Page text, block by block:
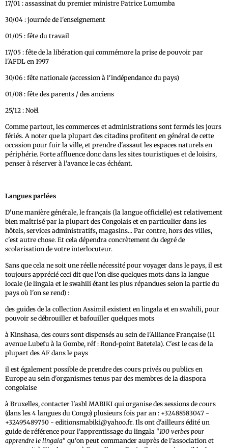
17/01 : assassinat du premier ministre Patrice Lumumba
30/04 : journée de l'enseignement
01/05 : fête du travail
17/05 : fête de la libération qui commémore la prise de pouvoir par
l'AFDL en 1997
30/06 : fête nationale (accession à l'indépendance du pays)
01/08 : fête des parents / des anciens
25/12 : Noël
Comme partout, les commerces et administrations sont fermés les jours
fériés. A noter que la plupart des citadins profitent en général de cette
occasion pour fuir la ville, et prendre d'assaut les espaces naturels en
périphérie. Forte affluence donc dans les sites touristiques et de loisirs,
penser à réserver à l'avance le cas échéant.
Langues parlées
D'une manière générale, le français (la langue officielle) est relativement
bien maîtrisé par la plupart des Congolais et en particulier dans les
hôtels, services administratifs, magasins... Par contre, hors des villes,
c'est autre chose. Et cela dépendra concrètement du degré de
scolarisation de votre interlocuteur.
Sans que cela ne soit une réelle nécessité pour voyager dans le pays, il est
toujours apprécié ceci dit que l'on dise quelques mots dans la langue
locale (le lingala et le swahili étant les plus répandues selon la partie du
pays où l'on se rend) :
des guides de la collection Assimil existent en lingala et en swahili, pour
pouvoir se débrouiller et bafouiller quelques mots
à Kinshasa, des cours sont dispensés au sein de l'Alliance Française (11
avenue Lubefu à la Gombe, réf : Rond-point Batetela). C'est le cas de la
plupart des AF dans le pays
il est également possible de prendre des cours privés ou publics en
Europe au sein d'organismes tenus par des membres de la diaspora
congolaise
à Bruxelles, contacter l'asbl MABIKI qui organise des sessions de cours
(dans les 4 langues du Congo) plusieurs fois par an : +32488583047 -
+32495489750 - editionsmabiki@yahoo.fr. Ils ont d'ailleurs édité un
guide de référence pour l'apprentissage du lingala "100 verbes pour
apprendre le lingala" qu'on peut commander auprès de l'association et